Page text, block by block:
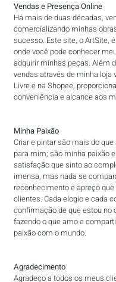
Vendas e Presença Online
Há mais de duas décadas,
comercializando minhas
sucesso. Este site, o ArtSite,
onde você pode conhecer
adquirir minhas peças. Além
vendas através de minha loja
Livre e na Shopee,
conveniência e alcance aos
Minha Paixão
Criar e pintar são mais do
para mim; são minha paixão
satisfação que sinto ao
imensa, mas nada se
reconhecimento e apreço
clientes. Cada elogio e cada
confirmação de que estou no
fazendo o que amo e
paixão com o mundo.
Agradecimento
Agradeço a todos os meus